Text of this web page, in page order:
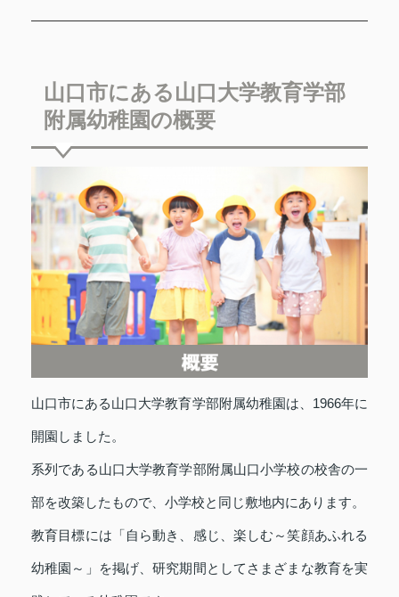
山口市にある山口大学教育学部
附属幼稚園の概要
山口市にある山口大学教育学部附属幼稚園は、1966年に
開園しました。
系列である山口大学教育学部附属山口小学校の校舎の一
部を改築したもので、小学校と同じ敷地内にあります。
教育目標には「自ら動き、感じ、楽しむ～笑顔あふれる
幼稚園～」を掲げ、研究期間としてさまざまな教育を実